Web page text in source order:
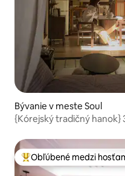
Bývanie v meste Soul
{Kórejský tradičný hanok}
použitie / DDP /
vynikajúci hanok /
Najobľúbenejšie medzi
Obľúbené medzi